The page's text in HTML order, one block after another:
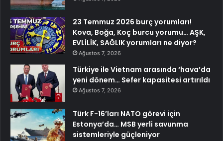
23 Temmuz 2026 burç yorumları!
Kova, Boğa, Koç burcu yorumu… AŞK,
EVLİLİK, SAĞLIK yorumları ne diyor?
Ağustos 7, 2026
Türkiye ile Vietnam arasında ‘hava’da
yeni dönem… Sefer kapasitesi artırıldı
Ağustos 7, 2026
Türk F-16’ları NATO görevi için
Estonya’da… MSB yerli savunma
sistemleriyle güçleniyor